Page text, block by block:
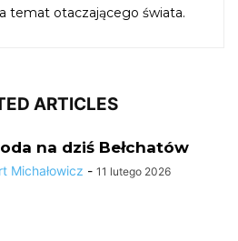
temat otaczającego świata.
ARTICLES
na dziś Bełchatów
Michałowicz - 11 lutego 2026